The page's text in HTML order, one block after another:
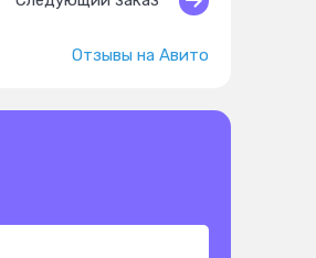
Отзывы на Авито